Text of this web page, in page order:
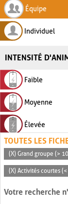
Équipe
Individuel
INTENSITÉ
Faible
Moyenne
Élevée
TOUTES LES
(X) Grand groupe (>
(X) Activités courtes
Votre recherche